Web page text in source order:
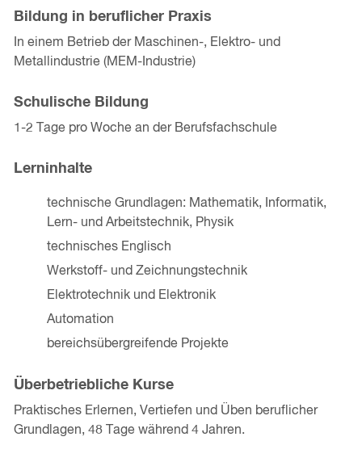
Bildung in beruflicher Praxis
In einem Betrieb der Maschinen-, Elektro- und
Metallindustrie (MEM-Industrie)
Schulische Bildung
1-2 Tage pro Woche an der Berufsfachschule
Lerninhalte
technische Grundlagen: Mathematik, Informatik,
Lern- und Arbeitstechnik, Physik
technisches Englisch
Werkstoff- und Zeichnungstechnik
Elektrotechnik und Elektronik
Automation
bereichsübergreifende Projekte
Überbetriebliche Kurse
Praktisches Erlernen, Vertiefen und Üben beruflicher
Grundlagen, 48 Tage während 4 Jahren.